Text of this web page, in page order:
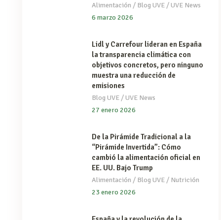
Alimentación / Blog UVE/UVE News
6 marzo 2026
Lidl y Carrefour lideran en España
la transparencia climática con
objetivos concretos, pero ninguno
muestra una reducción de
emisiones
Blog UVE/UVE News
27 enero 2026
De la Pirámide Tradicional a la
“Pirámide Invertida”: Cómo
cambió la alimentación oficial en
EE. UU. Bajo Trump
Alimentación / Blog UVE/ Nutrición
23 enero 2026